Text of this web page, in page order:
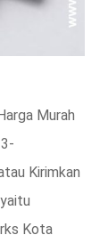
Murah
Kirimkan
Kota